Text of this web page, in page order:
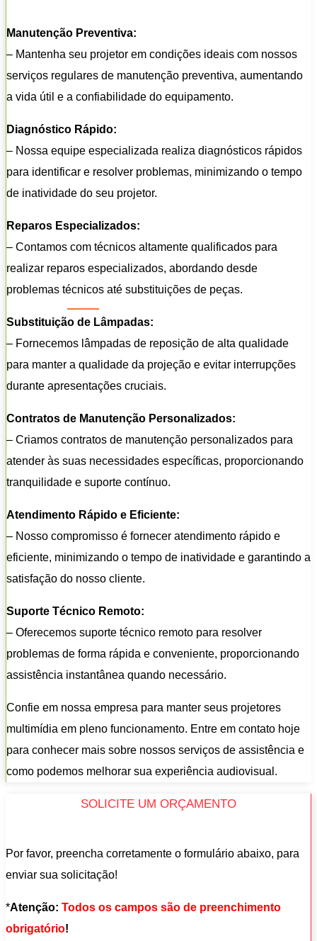
Manutenção Preventiva:
– Mantenha seu projetor em condições ideais com nossos
serviços regulares de manutenção preventiva, aumentando
a vida útil e a confiabilidade do equipamento.
Diagnóstico Rápido:
– Nossa equipe especializada realiza diagnósticos rápidos
para identificar e resolver problemas, minimizando o tempo
de inatividade do seu projetor.
Reparos Especializados:
– Contamos com técnicos altamente qualificados para
realizar reparos especializados, abordando desde
problemas técnicos até substituições de peças.
Substituição de Lâmpadas:
– Fornecemos lâmpadas de reposição de alta qualidade
para manter a qualidade da projeção e evitar interrupções
durante apresentações cruciais.
Contratos de Manutenção Personalizados:
– Criamos contratos de manutenção personalizados para
atender às suas necessidades específicas, proporcionando
tranquilidade e suporte contínuo.
Atendimento Rápido e Eficiente:
– Nosso compromisso é fornecer atendimento rápido e
eficiente, minimizando o tempo de inatividade e garantindo a
satisfação do nosso cliente.
Suporte Técnico Remoto:
– Oferecemos suporte técnico remoto para resolver
problemas de forma rápida e conveniente, proporcionando
assistência instantânea quando necessário.
Confie em nossa empresa para manter seus projetores
multimídia em pleno funcionamento. Entre em contato hoje
para conhecer mais sobre nossos serviços de assistência e
como podemos melhorar sua experiência audiovisual.
SOLICITE UM ORÇAMENTO
Por favor, preencha corretamente o formulário abaixo, para
enviar sua solicitação!
*Atenção: Todos os campos são de preenchimento
obrigatório!